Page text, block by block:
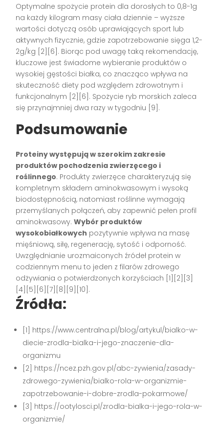
Optymalne spożycie protein dla dorosłych to 0,8-1g
na każdy kilogram masy ciała dziennie – wyższe
wartości dotyczą osób uprawiających sport lub
aktywnych fizycznie, gdzie zapotrzebowanie sięga 1,2-
2g/kg [2][6]. Biorąc pod uwagę taką rekomendację,
kluczowe jest świadome wybieranie produktów o
wysokiej gęstości białka, co znacząco wpływa na
skuteczność diety pod względem zdrowotnym i
funkcjonalnym [2][6]. Spożycie ryb morskich zaleca
się przynajmniej dwa razy w tygodniu [9].
Podsumowanie
Proteiny występują w szerokim zakresie
produktów pochodzenia zwierzęcego i
roślinnego. Produkty zwierzęce charakteryzują się
kompletnym składem aminokwasowym i wysoką
biodostępnością, natomiast roślinne wymagają
przemyślanych połączeń, aby zapewnić pełen profil
aminokwasowy.Wybór produktów
wysokobiałkowych pozytywnie wpływa na masę
mięśniową, siłę, regenerację, sytość i odporność.
Uwzględnianie urozmaiconych źródeł protein w
codziennym menu to jeden z filarów zdrowego
odżywiania o potwierdzonych korzyściach [1][2][3]
[4][5][6][7][8][9][10].
Źródła:
[1] https://www.centralna.pl/blog/artykul/bialko-w-
diecie-zrodla-bialka-i-jego-znaczenie-dla-
organizmu
[2] https://ncez.pzh.gov.pl/abc-zywienia/zasady-
zdrowego-zywienia/bialko-rola-w-organizmie-
zapotrzebowanie-i-dobre-zrodla-pokarmowe/
[3] https://ootylosci.pl/zrodla-bialka-i-jego-rola-w-
organizmie/